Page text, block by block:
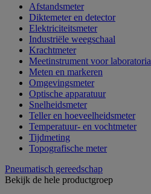
Afstandsmeter
Diktemeter en detector
Elektriciteitsmeter
Industriële weegschaal
Krachtmeter
Meetinstrument voor laboratoria
Meten en markeren
Omgevingsmeter
Optische apparatuur
Snelheidsmeter
Teller en hoeveelheidsmeter
Temperatuur- en vochtmeter
Tijdmeting
Topografische meter
Pneumatisch gereedschap
Bekijk de hele productgroep